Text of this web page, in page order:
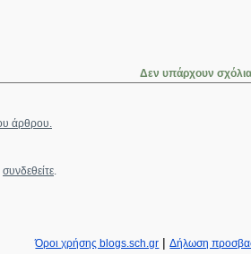
Δεν υπάρχουν
άρθρου.
συνδεθείτε.
Όροι χρήσης blogs.sch.gr |Δήλωση